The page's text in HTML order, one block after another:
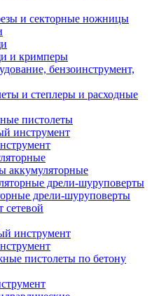
и секторные ножницы
и кримперы
бензоинструмент,
и степлеры и расходные
пистолеты
инструмент
аккумуляторные
дрели-шуруповерты
дрели-шуруповерты
сетевой
инструмент
пистолеты по бетону